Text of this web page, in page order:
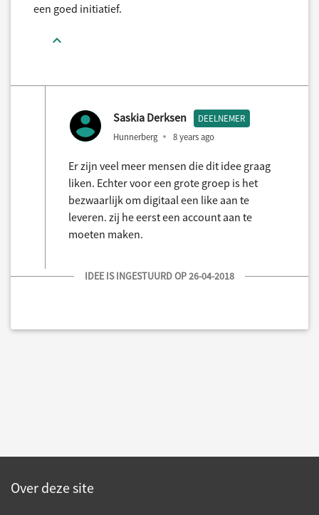
een goed initiatief.
Saskia Derksen DEELNEMER
Hunnerberg 8 years ago
Er zijn veel meer mensen die dit idee graag
liken. Echter voor een grote groep is het
bezwaarlijk om digitaal een like aan te
leveren. zij he eerst een account aan te
moeten maken.
IDEE IS INGESTUURD OP 26-04-2018
Over deze site